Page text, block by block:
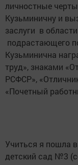
личностные
Кузьминичну и
заслуги в
подрастающего
Кузьминична
труд», знаками
РСФСР»,
«Почетный
Учиться я пошла
детский сад №3